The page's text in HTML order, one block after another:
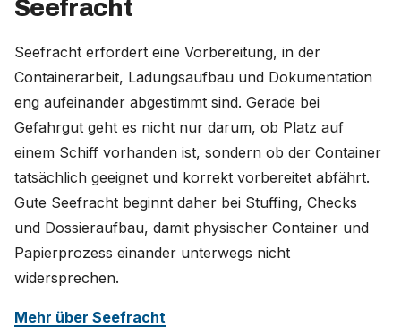
Seefracht
Seefracht erfordert eine Vorbereitung, in der
Containerarbeit, Ladungsaufbau und Dokumentation
eng aufeinander abgestimmt sind. Gerade bei
Gefahrgut geht es nicht nur darum, ob Platz auf
einem Schiff vorhanden ist, sondern ob der Container
tatsächlich geeignet und korrekt vorbereitet abfährt.
Gute Seefracht beginnt daher bei Stuffing, Checks
und Dossieraufbau, damit physischer Container und
Papierprozess einander unterwegs nicht
widersprechen.
Mehr über Seefracht